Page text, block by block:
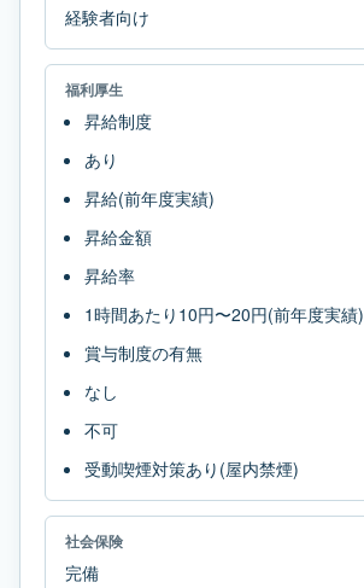
経験者向け
福利厚生
昇給制度
あり
昇給(前年度実績)
昇給金額
昇給率
1時間あたり10円〜20円(前年度実績)
賞与制度の有無
なし
不可
受動喫煙対策あり(屋内禁煙)
社会保険
完備